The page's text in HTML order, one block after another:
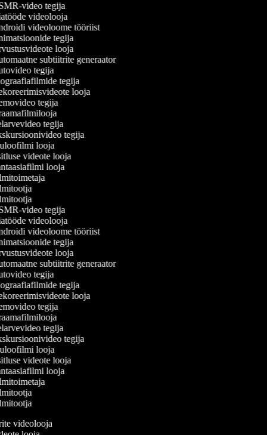
video tegija
videolooja
videoloome tööriist
tegija
looja
subtiitrite generaator
tegija
tegija
looja
tegija
tegija
tegija
looja
videote looja
looja
video tegija
videolooja
videoloome tööriist
tegija
looja
subtiitrite generaator
tegija
tegija
looja
tegija
tegija
tegija
looja
videote looja
looja
videolooja